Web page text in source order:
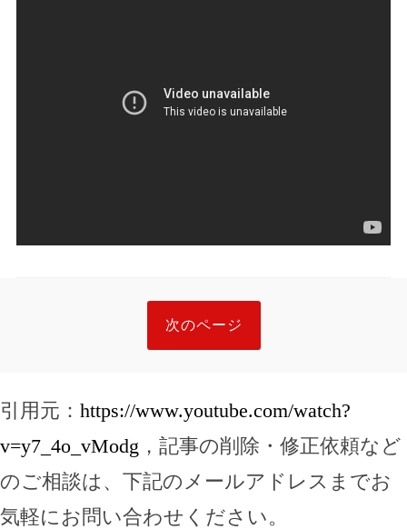
次のページ
引用元： https://www.youtube.com/watch?
v=y7_4o_vModg ，記事の削除・修正依頼など
のご相談は、下記のメールアドレスまでお
気軽にお問い合わせください。